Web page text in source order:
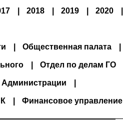
2018 2019 2020
Общественная палата
Отдел по делам ГО
Администрации
Финансовое управление